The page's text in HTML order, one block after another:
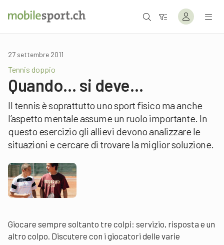
27 settembre 2011
Tennis doppio
Quando… si deve…
Il tennis è soprattutto uno sport fisico ma anche
l’aspetto mentale assume un ruolo importante. In
questo esercizio gli allievi devono analizzare le
situazioni e cercare di trovare la miglior soluzione.
Giocare sempre soltanto tre colpi: servizio, risposta e un
altro colpo. Discutere con i giocatori delle varie